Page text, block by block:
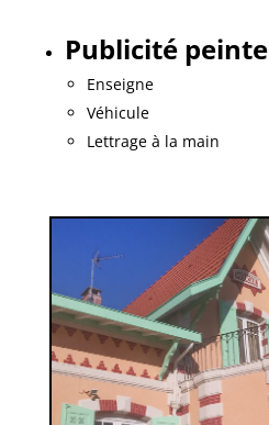
Publicité peinte
Enseigne
Véhicule
Lettrage à la main